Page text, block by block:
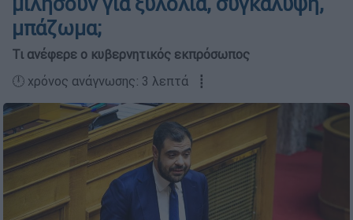
μπάζωμα;
Τι ανέφερε ο κυβερνητικός εκπρόσωπος
🕛 χρόνος ανάγνωσης: 3 λεπτά ┋